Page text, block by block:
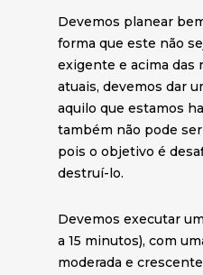
Devemos planear
forma que este não
exigente e acima das
atuais, devemos dar
aquilo que estamos
também não pode
pois o objetivo é
destruí-lo.
Devemos executar
a 15 minutos), com
moderada e